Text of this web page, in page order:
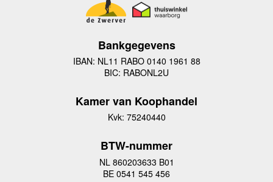
Bankgegevens
IBAN: NL11 RABO 0140 1961 88
BIC: RABONL2U
Kamer van Koophandel
Kvk: 75240440
BTW-nummer
NL 860203633 B01
BE 0541 545 456